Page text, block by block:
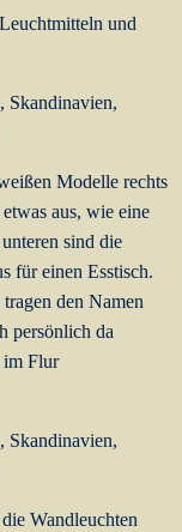
und
Modelle rechts
aus, wie eine
sind die
für einen Esstisch.
den Namen
persönlich da
im Flur
Wandleuchten